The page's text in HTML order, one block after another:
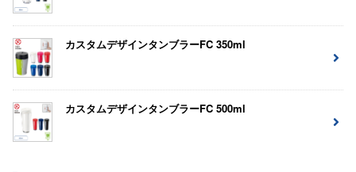
カスタムデザインタンブラーFC 350ml
カスタムデザインタンブラーFC 500ml